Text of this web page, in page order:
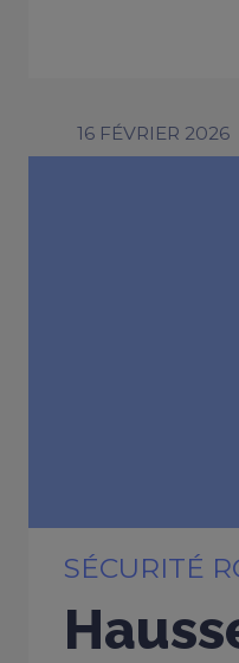
16 FÉVRIER 2026
SÉCURITÉ